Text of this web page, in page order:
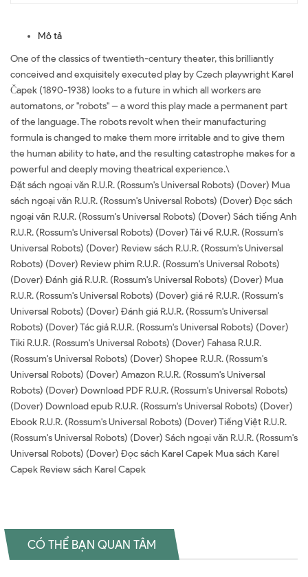
Mô tả
One of the classics of twentieth-century theater, this brilliantly
conceived and exquisitely executed play by Czech playwright Karel
Čapek (1890-1938) looks to a future in which all workers are
automatons, or "robots" -- a word this play made a permanent part
of the language. The robots revolt when their manufacturing
formula is changed to make them more irritable and to give them
the human ability to hate, and the resulting catastrophe makes for a
powerful and deeply moving theatrical experience.\
Đặt sách ngoại văn R.U.R. (Rossum's Universal Robots) (Dover) Mua
sách ngoại văn R.U.R. (Rossum's Universal Robots) (Dover) Đọc sách
ngoại văn R.U.R. (Rossum's Universal Robots) (Dover) Sách tiếng Anh
R.U.R. (Rossum's Universal Robots) (Dover) Tải về R.U.R. (Rossum's
Universal Robots) (Dover) Review sách R.U.R. (Rossum's Universal
Robots) (Dover) Review phim R.U.R. (Rossum's Universal Robots)
(Dover) Đánh giá R.U.R. (Rossum's Universal Robots) (Dover) Mua
R.U.R. (Rossum's Universal Robots) (Dover) giá rẻ R.U.R. (Rossum's
Universal Robots) (Dover) Đánh giá R.U.R. (Rossum's Universal
Robots) (Dover) Tác giả R.U.R. (Rossum's Universal Robots) (Dover)
Tiki R.U.R. (Rossum's Universal Robots) (Dover) Fahasa R.U.R.
(Rossum's Universal Robots) (Dover) Shopee R.U.R. (Rossum's
Universal Robots) (Dover) Amazon R.U.R. (Rossum's Universal
Robots) (Dover) Download PDF R.U.R. (Rossum's Universal Robots)
(Dover) Download epub R.U.R. (Rossum's Universal Robots) (Dover)
Ebook R.U.R. (Rossum's Universal Robots) (Dover) Tiếng Việt R.U.R.
(Rossum's Universal Robots) (Dover) Sách ngoại văn R.U.R. (Rossum's
Universal Robots) (Dover) Đọc sách Karel Capek Mua sách Karel
Capek Review sách Karel Capek
CÓ THỂ BẠN QUAN TÂM